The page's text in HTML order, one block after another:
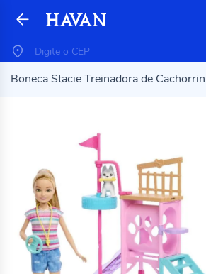
Boneca Stacie Treinadora de